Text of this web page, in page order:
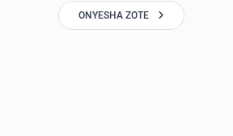
ONYESHA ZOTE